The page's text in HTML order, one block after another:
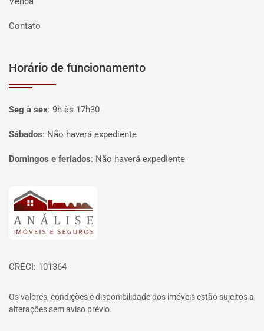
Contato
Horário de funcionamento
Seg à sex: 9h às 17h30
Sábados: Não haverá expediente
Domingos e feriados: Não haverá expediente
Página inicial
CRECI: 101364
Os valores, condições e disponibilidade dos imóveis estão sujeitos a
alterações sem aviso prévio.